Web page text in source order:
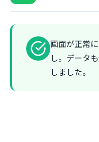
画面が正常
し。データ
しました。